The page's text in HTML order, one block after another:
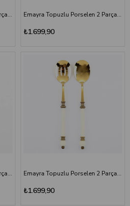
Emayra Topuzlu Porselen 2 Parça Salata Servis Seti | Gümüş Emayra Topuzlu Porselen 2 Parça Salata Servis Seti | Altın Titanyum
₺1.699,90
Emayra Topuzlu Porselen 2 Parça Salata Servis Seti | Altın Emayra Topuzlu Porselen 2 Parça Salata Servis Seti | Antik Titanyum
₺1.699,90